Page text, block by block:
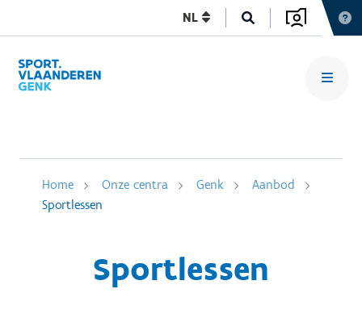
NL
Home Onze centra Genk
Aanbod
Sportlessen
Sportlessen